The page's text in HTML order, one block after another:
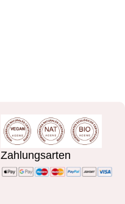
Zahlungsarten